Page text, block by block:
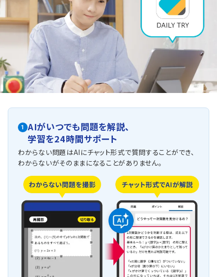
1
AIがいつでも問題を解説、
学習を24時間サポート
わからない問題はAIにチャット形式で質問することができ、
わからないがそのままになることがありません。